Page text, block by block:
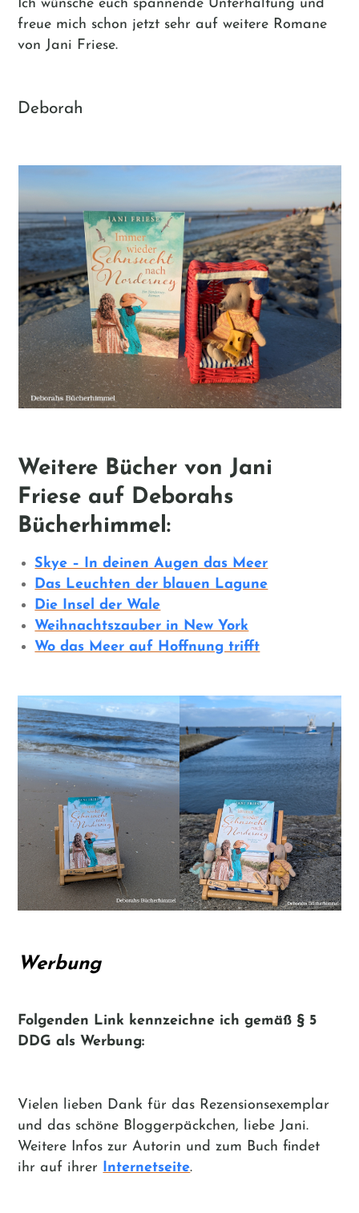
Ich wünsche euch spannende Unterhaltung und
freue mich schon jetzt sehr auf weitere Romane
von Jani Friese.
Deborah
Weitere Bücher von Jani
Friese auf Deborahs
Bücherhimmel:
Skye – In deinen Augen das Meer
Das Leuchten der blauen Lagune
Die Insel der Wale
Weihnachtszauber in New York
Wo das Meer auf Hoffnung trifft
Werbung
Folgenden Link kennzeichne ich gemäß § 5
DDG als Werbung:
Vielen lieben Dank für das Rezensionsexemplar
und das schöne Bloggerpäckchen, liebe Jani.
Weitere Infos zur Autorin und zum Buch findet
ihr auf ihrer Internetseite.